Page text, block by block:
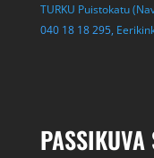
TURKU Puistokatu
040 18 18 295,
PASSIKUVA